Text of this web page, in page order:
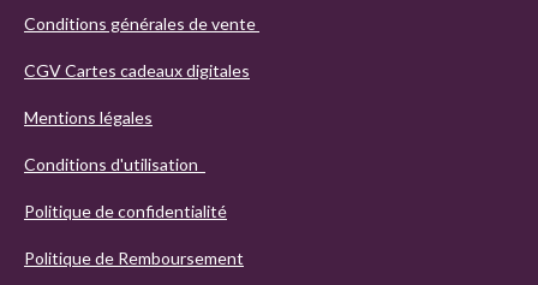
Conditions générales de vente
CGV Cartes cadeaux digitales
Mentions légales
Conditions d'utilisation
Politique de confidentialité
Politique de Remboursement